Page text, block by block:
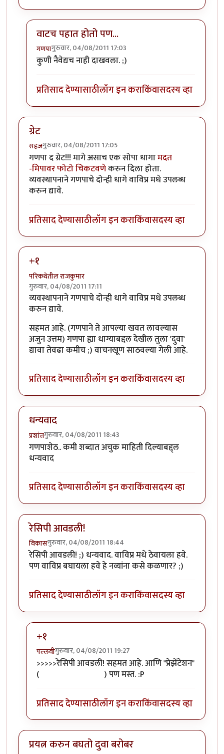
वाटच पहात होतो पण...
गणपागुरुवार, 04/08/2011 17:03
In reply toथँक्सbyविनायक प्रभू
कुणी नैवेद्यच नाही दाखवला. ;)
प्रतिसाद देण्यासाठीलॉग इन कराकिंवासदस्य व्हा
ग्रेट
सहजगुरुवार, 04/08/2011 17:05
गणपा द ग्रेट!!! मागे असाच एक सोपा धागामदत
-मिपावर फोटो चिकटवणेकरुन दिला होता.
व्यवस्थापनाने गणपाचे दोन्ही धागे वाविप्र मधे उपलब्ध
करुन द्यावे.
प्रतिसाद देण्यासाठीलॉग इन कराकिंवासदस्य व्हा
+१
परिकथेतील राजकुमार
गुरुवार, 04/08/2011 17:11
व्यवस्थापनाने गणपाचे दोन्ही धागे वाविप्र मधे उपलब्ध
करुन द्यावे.
सहमत आहे. (गणपाने ते आपल्या खवत लावल्यास
अजुन उत्तम) गणपा ह्या धाग्याबद्दल देखील तुला 'दुवा'
द्यावा तेवढा कमीच ;) वाचनखूण साठवल्या गेली आहे.
प्रतिसाद देण्यासाठीलॉग इन कराकिंवासदस्य व्हा
धन्यवाद
प्रशांतगुरुवार, 04/08/2011 18:43
गणपाशेठ.. कमी शब्दात अचुक माहिती दिल्याबद्द्ल
धन्यवाद
प्रतिसाद देण्यासाठीलॉग इन कराकिंवासदस्य व्हा
रेसिपी आवडली!
विकासगुरुवार, 04/08/2011 18:44
रेसिपी आवडली! ;) धन्यवाद. वाविप्र मधे ठेवायला हवे.
पण वाविप्र बघायला हवे हे नव्यांना कसे कळणार? ;)
प्रतिसाद देण्यासाठीलॉग इन कराकिंवासदस्य व्हा
+१
पल्लवीगुरुवार, 04/08/2011 19:27
In reply toरेसिपी आवडली!byविकास
>>>>>रेसिपी आवडली! सहमत आहे. आणि "प्रेझेंटेशन"
( ) पण मस्त. :P
प्रतिसाद देण्यासाठीलॉग इन कराकिंवासदस्य व्हा
प्रयत्न करुन बघतो दुवा बरोबर